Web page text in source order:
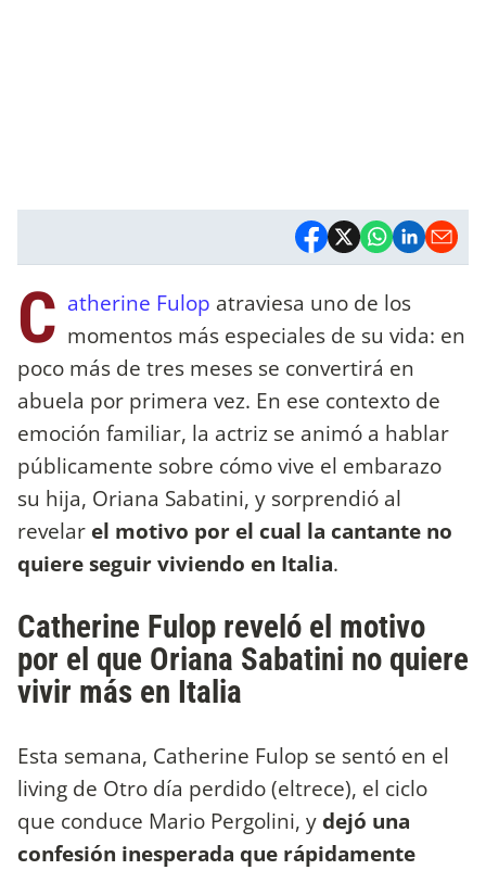
C atherine Fulop atraviesa uno de los
momentos más especiales de su vida: en
poco más de tres meses se convertirá en
abuela por primera vez. En ese contexto de
emoción familiar, la actriz se animó a hablar
públicamente sobre cómo vive el embarazo
su hija, Oriana Sabatini, y sorprendió al
revelar el motivo por el cual la cantante no
quiere seguir viviendo en Italia.
Catherine Fulop reveló el motivo
por el que Oriana Sabatini no quiere
vivir más en Italia
Esta semana, Catherine Fulop se sentó en el
living de Otro día perdido (eltrece), el ciclo
que conduce Mario Pergolini, ydejó una
confesión inesperada que rápidamente